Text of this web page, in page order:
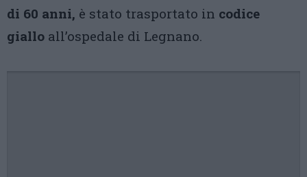
di 60 anni, è stato trasportato in codice
giallo all’ospedale di Legnano.